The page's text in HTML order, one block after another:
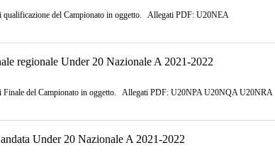
qualificazione del Campionato in oggetto. Allegati PDF: U20NEA
regionale Under 20 Nazionale A 2021-2022
Finale del Campionato in oggetto. Allegati PDF: U20NPA U20NQA U20NRA
Under 20 Nazionale A 2021-2022